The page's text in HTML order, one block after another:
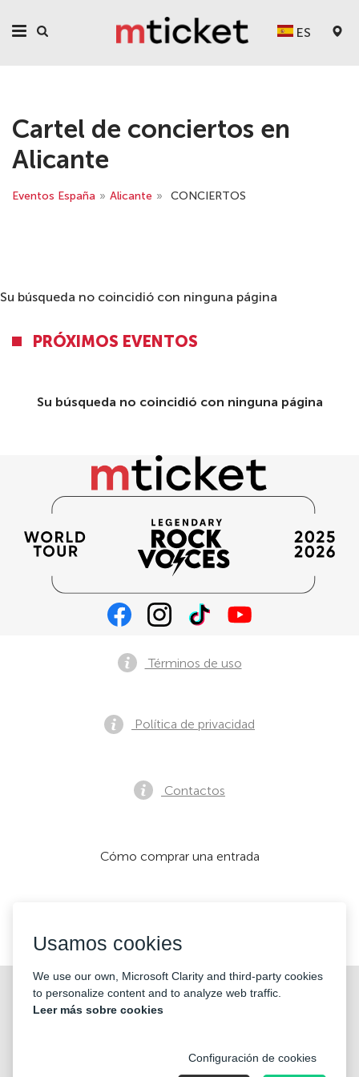
ES
Cartel de conciertos en
Alicante
Eventos España » Аlicante » CONCIERTOS
Su búsqueda no coincidió con ninguna página
PRÓXIMOS EVENTOS
Su búsqueda no coincidió con ninguna página
©2026 «KONTRAMARKA OÜ» Todos los derechos reservados
Términos de uso
Política de privacidad
Contactos
Cómo comprar una entrada
Usamos cookies
We use our own, Microsoft Clarity and third-party cookies
to personalize content and to analyze web traffic.
Leer más sobre cookies
Configuración de cookies